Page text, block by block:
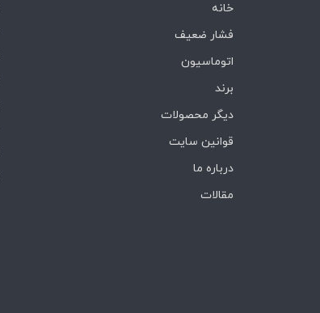
خانه
فشار ضعیف
اتوماسیون
برند
دیگر محصولات
قوانین سایت
درباره ما
مقالات